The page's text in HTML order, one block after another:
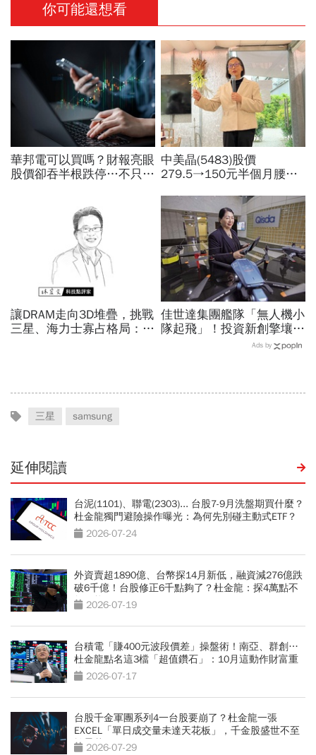
你可能還想看
華邦電可以買嗎？財報亮眼
股價卻吞半根跌停…不只外
中美晶(5483)股價
279.5→150元半個月腰
績、罕見抱屈自家股票：真
的被低估了
讓DRAM走向3D堆疊，挑戰
三星、海力士寡占格局：這
佳世達集團艦隊「無人機小
隊起飛」！投資新創擎壤、
翔隆，總座親督軍養大精
Ads by
三星 samsung
延伸閱讀
台泥(1101)、聯電(2303)... 台股7-9月洗盤期買什麼？
杜金龍獨門避險操作曝光：為何先別碰主動式ETF？
2026-07-24
外資賣超1890億、台幣探14月新低，融資減276億跌
破6千億！台股修正6千點夠了？杜金龍：探4萬點不
無可能
2026-07-19
台積電「賺400元波段價差」操盤術！南亞、群創…
杜金龍點名這3檔「超值鑽石」：10月這動作財富重
分配2026-07-17
台股千金軍團系列4一台股要崩了？杜金龍一張
EXCEL「單日成交量未達天花板」，千金股盛世不至
於曇花一現
2026-07-29